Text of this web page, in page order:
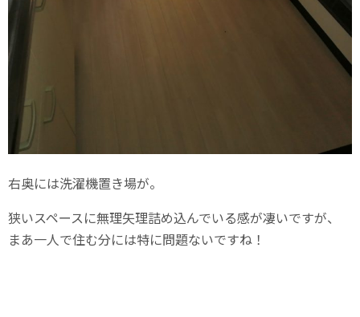
右奥には洗濯機置き場が。
狭いスペースに無理矢理詰め込んでいる感が凄いですが、
まあ一人で住む分には特に問題ないですね！